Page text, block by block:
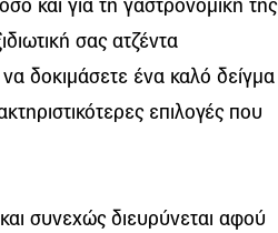
και για τη γαστρονομική της
σας ατζέντα
δοκιμάσετε ένα καλό δείγμα
επιλογές που
συνεχώς διευρύνεται αφού